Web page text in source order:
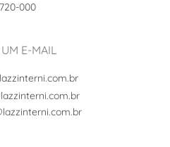
000
E-MAIL